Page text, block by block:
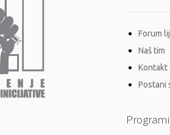
Forum
Naš tim
Kontakt
Postani
Programi